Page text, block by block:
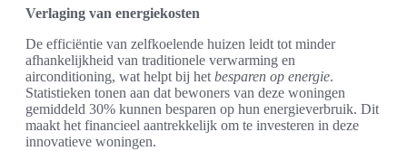
Verlaging van energiekosten
De efficiëntie van zelfkoelende huizen leidt tot minder
afhankelijkheid van traditionele verwarming en
airconditioning, wat helpt bij het besparen op energie.
Statistieken tonen aan dat bewoners van deze woningen
gemiddeld 30% kunnen besparen op hun energieverbruik. Dit
maakt het financieel aantrekkelijk om te investeren in deze
innovatieve woningen.